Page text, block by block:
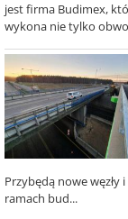
jest firma Budimex,
wykona nie tylko
Przybędą nowe
ramach bud...